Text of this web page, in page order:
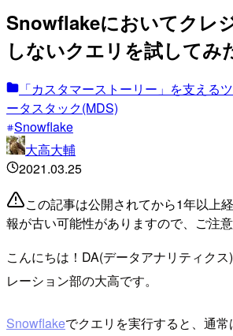
Snowflakeにおいてクレ
しないクエリを試してみ
「カスタマーストーリー」を支える
ータスタック(MDS)
Snowflake
大高大輔
2021.03.25
この記事は公開されてから1年以上
報が古い可能性がありますので、ご注意
こんにちは！DA(データアナリティク
レーション部の大高です。
Snowflakeでクエリを実行すると、通常